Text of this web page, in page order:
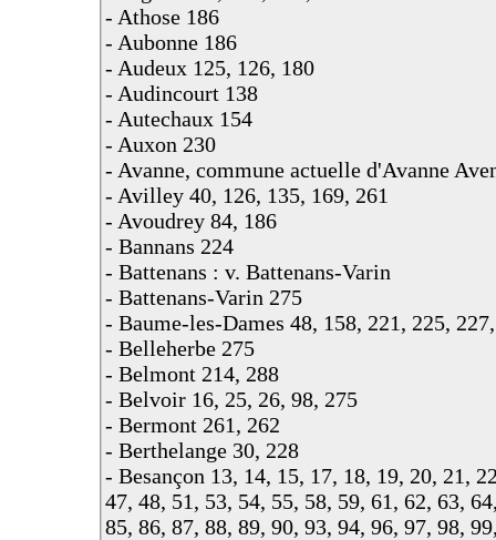
- Athose 186
- Aubonne 186
- Audeux 125, 126, 180
- Audincourt 138
- Autechaux 154
- Auxon 230
- Avanne, commune actuelle d'Avanne
- Avilley 40, 126, 135, 169, 261
- Avoudrey 84, 186
- Bannans 224
- Battenans : v. Battenans-Varin
- Battenans-Varin 275
- Baume-les-Dames 48, 158, 221, 225,
- Belleherbe 275
- Belmont 214, 288
- Belvoir 16, 25, 26, 98, 275
- Bermont 261, 262
- Berthelange 30, 228
- Besançon 13, 14, 15, 17, 18, 19, 20, 21,
47, 48, 51, 53, 54, 55, 58, 59, 61, 62, 63,
85, 86, 87, 88, 89, 90, 93, 94, 96, 97, 98,